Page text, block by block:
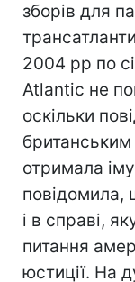
зборів для
2004 рр по
Atlantic не
оскільки
отримала
повідомила,
і в справі,
питання
юстиції. На